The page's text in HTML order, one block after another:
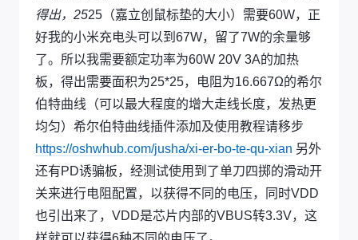
得出，2525（嘉立创鼠标垫的大小）需要60W，正
好我的小米充电头可以到67W，留了7W的余量够
了。所以我需要额定功率为60W 20V 3A的加热
板，得出需要面积为25*25，电阻为16.667Ω的希尔
伯特曲线（可以最大程度的增大走线长度，发热更
均匀）希尔伯特曲线插件添加及使用教程请移步
https://oshwhub.com/jusha/xi-er-bo-te-qu-xian 另外
还有PD诱骗板，经测试使用到了单刀四掷的滑动开
关来进行电阻配置，以获得不同的电压，同时VDD
也引出来了，VDD是芯片内部的VBUS转3.3V，这